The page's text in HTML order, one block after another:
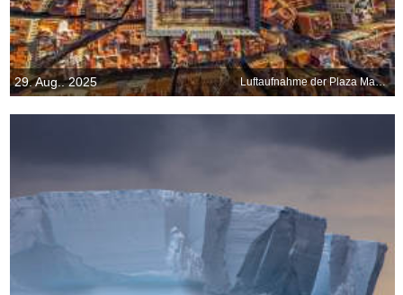
29. Aug.. 2025 Luftaufnahme der Plaza Mayor, Madrid, Spanien